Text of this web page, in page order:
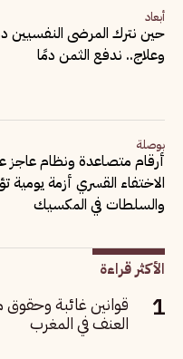
أبعاد
حين نترك المرضى النفسيين
وعلاج.. ندفع الثمن دمًا
بوصلة
أرقام متصاعدة ونظام عاجز
الاختفاء القسري أزمة يومية
والسلطات في المكسيك
الأكثر قراءة
قوانين غائبة
العنف في المغرب